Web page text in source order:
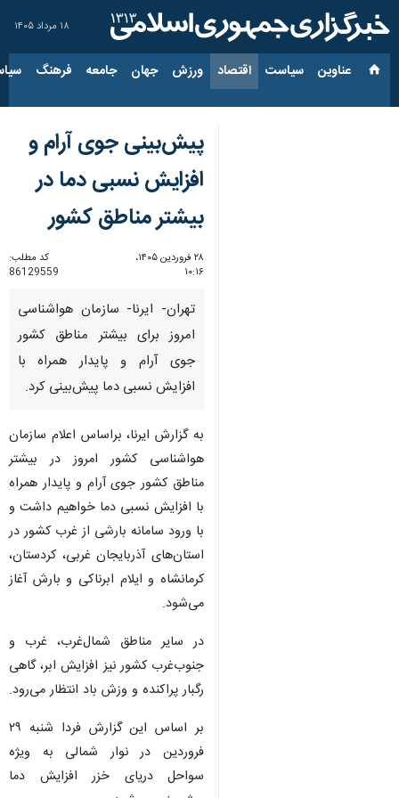
۱۸ مرداد ۱۴۰۵
عناوین‌ سیاست اقتصاد ورزش جهان جامعه فرهنگ
پیش‌بینی جوی آرام و
افزایش نسبی دما در
بیشتر مناطق کشور
۲۸ فروردین ۱۴۰۵،
۱۰:۱۶
کد مطلب:
86129559
تهران- ایرنا- سازمان هواشناسی
امروز برای بیشتر مناطق کشور
جوی آرام و پایدار همراه با
افزایش نسبی دما پیش‌بینی کرد.
به گزارش ایرنا، براساس اعلام سازمان
هواشناسی کشور امروز در بیشتر
مناطق کشور جوی آرام و پایدار همراه
با افزایش نسبی دما خواهیم داشت و
با ورود سامانه بارشی از غرب کشور در
استان‌های آذربایجان غربی، کردستان،
کرمانشاه و ایلام ابرناکی و بارش آغاز
می‌شود.
در سایر مناطق شمال‌غرب، غرب و
جنوب‌غرب کشور نیز افزایش ابر، گاهی
رگبار پراکنده و وزش باد انتظار می‌رود.
بر اساس این گزارش فردا شنبه ۲۹
فروردین در نوار شمالی به ویژه
سواحل دریای خزر افزایش دما